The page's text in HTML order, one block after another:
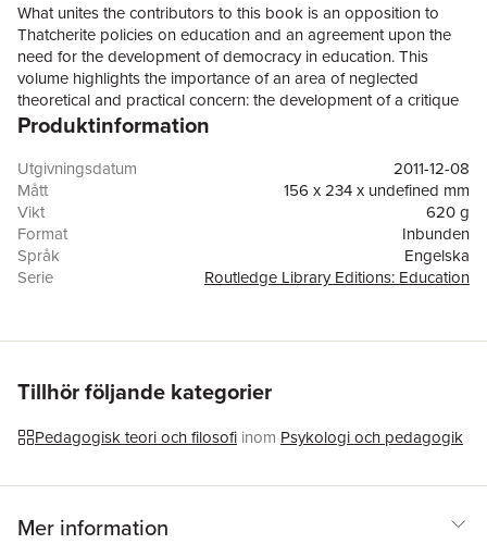
What unites the contributors to this book is an opposition to
Thatcherite policies on education and an agreement upon the
need for the development of democracy in education. This
volume highlights the importance of an area of neglected
theoretical and practical concern: the development of a critique
of the philosophy and policies of the new Right, and of credible
Produktinformation
Utgivningsdatum
2011-12-08
Mått
156 x 234 x undefined mm
Vikt
620 g
Format
Inbunden
Språk
Engelska
Serie
Routledge Library Editions: Education
ISBN
9780415500913
Tillhör följande kategorier
Pedagogisk teori och filosofi inom Psykologi och pedagogik
Mer information